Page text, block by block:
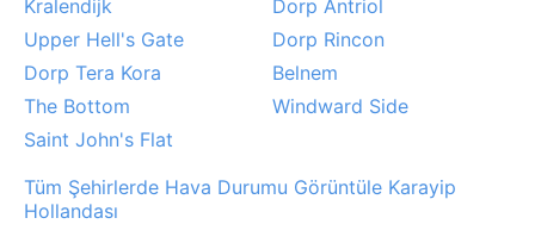
Kralendijk
Dorp Antriol
Upper Hell's Gate
Dorp Rincon
Dorp Tera Kora
Belnem
The Bottom
Windward Side
Saint John's Flat
Tüm Şehirlerde Hava Durumu Görüntüle Karayip
Hollandası